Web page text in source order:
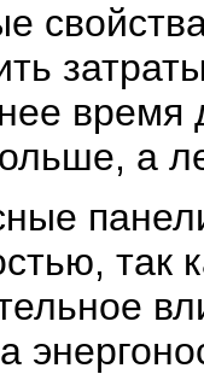
время
а
так